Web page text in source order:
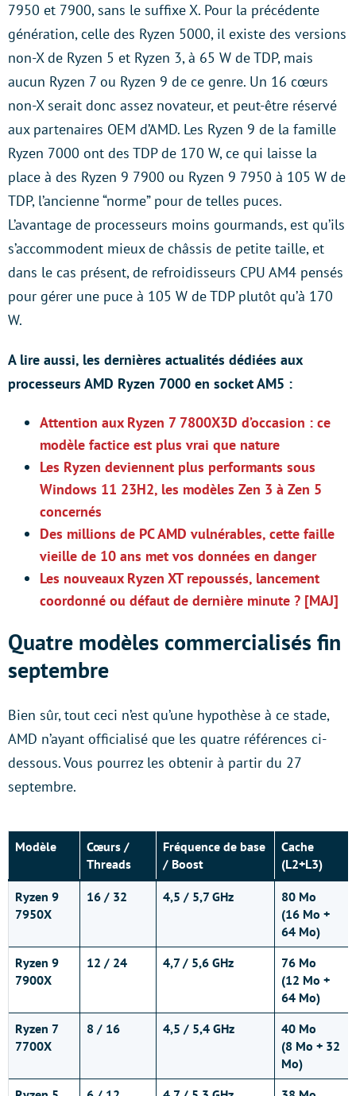
7950 et 7900, sans le suffixe X. Pour la précédente
génération, celle des Ryzen 5000, il existe des versions
non-X de Ryzen 5 et Ryzen 3, à 65 W de TDP, mais
aucun Ryzen 7 ou Ryzen 9 de ce genre. Un 16 cœurs
non-X serait donc assez novateur, et peut-être réservé
aux partenaires OEM d’AMD. Les Ryzen 9 de la famille
Ryzen 7000 ont des TDP de 170 W, ce qui laisse la
place à des Ryzen 9 7900 ou Ryzen 9 7950 à 105 W de
TDP, l’ancienne “norme” pour de telles puces.
L’avantage de processeurs moins gourmands, est qu’ils
s’accommodent mieux de châssis de petite taille, et
dans le cas présent, de refroidisseurs CPU AM4 pensés
pour gérer une puce à 105 W de TDP plutôt qu’à 170
W.
A lire aussi, les dernières actualités dédiées aux
processeurs AMD Ryzen 7000 en socket AM5 :
Attention aux Ryzen 7 7800X3D d’occasion : ce
modèle factice est plus vrai que nature
Les Ryzen deviennent plus performants sous
Windows 11 23H2, les modèles Zen 3 à Zen 5
concernés
Des millions de PC AMD vulnérables, cette faille
vieille de 10 ans met vos données en danger
Les nouveaux Ryzen XT repoussés, lancement
coordonné ou défaut de dernière minute ? [MAJ]
Quatre modèles commercialisés fin
septembre
Bien sûr, tout ceci n’est qu’une hypothèse à ce stade,
AMD n’ayant officialisé que les quatre références ci-
dessous. Vous pourrez les obtenir à partir du 27
septembre.
Modèle Cœurs /
Threads
Fréquence de base
/ Boost
Cache
(L2+L3)
Ryzen 9
7950X
16 / 32 4,5 / 5,7 GHz
80 Mo
(16 Mo +
64 Mo)
Ryzen 9
7900X
12 / 24 4,7 / 5,6 GHz
76 Mo
(12 Mo +
64 Mo)
Ryzen 7
7700X
8 / 16 4,5 / 5,4 GHz
40 Mo
(8 Mo + 32
Mo)